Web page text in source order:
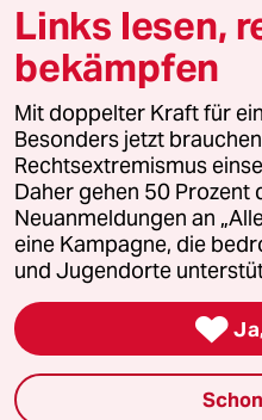
© 2026 taz Verlags und
Alle Rechte vorbehalten. Bei
wenden Sie sich bitte an
Feedback
Leitlinie Informant
Seitenwende
Links lesen,
bekämpfen
Mit doppelter Kraft für
Besonders jetzt
Rechtsextremismus
Daher gehen 50 Prozent
Neuanmeldungen an
eine Kampagne, die
und Jugendorte
